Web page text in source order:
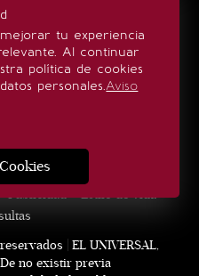
tu experiencia
Al continuar
política de cookies
personales.Aviso
SÍGUENOS
somos
Publicidad
Estilo de vida
| EL UNIVERSAL,
no existir previa